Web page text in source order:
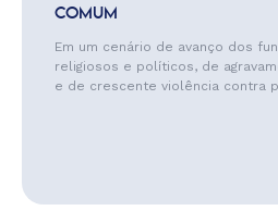
COMUM
Em um cenário de avanço dos
religiosos e políticos, de
e de crescente violência contra